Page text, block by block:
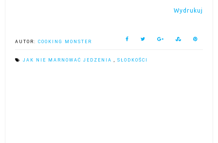
Wydrukuj
AUTOR: COOKING MONSTER
JAK NIE MARNOWAĆ JEDZENIA , SŁODKOŚCI